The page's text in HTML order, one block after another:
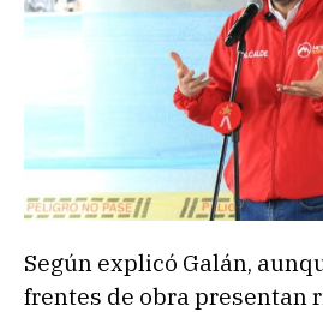
Según explicó Galán,
frentes de obra presentan